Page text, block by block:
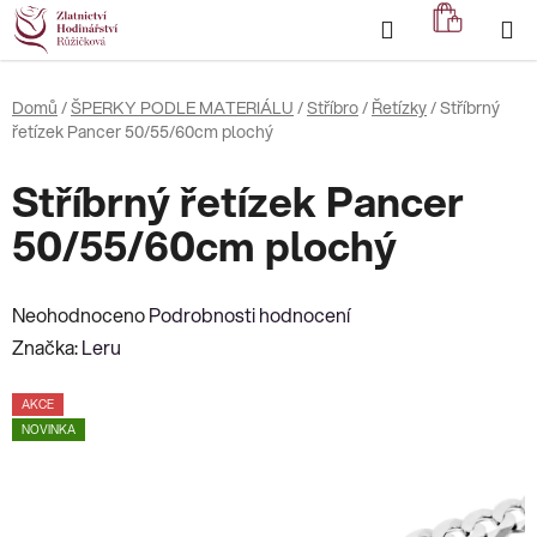
Přejít
na
obsah
Hledat
KOŠÍK
Domů /ŠPERKY PODLE MATERIÁLU /Stříbro/ Řetízky/Stříbrný
řetízek Pancer 50/55/60cm plochý
Stříbrný řetízek Pancer
50/55/60cm plochý
Průměrné
hodnocení
je
0,0
NeohodnocenoPodrobnosti hodnocení
Značka:Leru
AKCE
NOVINKA